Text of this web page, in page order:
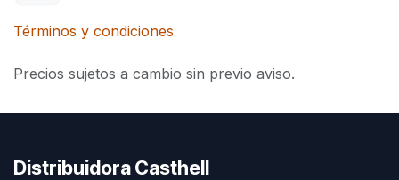
Términos y condiciones
Precios sujetos a cambio sin previo aviso.
Distribuidora Casthell